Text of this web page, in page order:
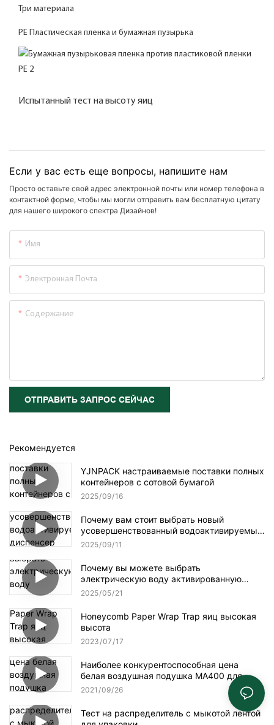
Три материала
PE Пластическая пленка и бумажная пузырька
Испытанный тест на высоту яиц
Если у вас есть еще вопросы, напишите нам
Просто оставьте свой адрес электронной почты или номер телефона в
контактной форме, чтобы мы могли отправить вам бесплатную цитату
для нашего широкого спектра Дизайнов!
Имя
Электронная Почта
Содержание
ОТПРАВИТЬ ЗАПРОС СЕЙЧАС
Рекомендуется
YJNPACK настраиваемые поставки полных
контейнеров с сотовой бумагой
2025 09 16
Почему вам стоит выбрать новый
усовершенствованный водоактивируемый
диспенсер для клейкой ленты NT-AT 3.0?
2025 09 11
Почему вы можете выбрать
электрическую воду активированную
ленточную дозатор?
2025 05 21
Honeycomb Paper Wrap Trap яиц высокая
высота
2023 07 17
Наиболее конкурентоспособная цена
белая воздушная подушка MA400 для
упаковки
2021 09 26
Тест на распределитель с мыкотой лентой